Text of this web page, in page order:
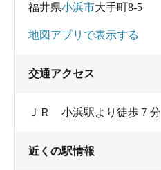
福井県小浜市大手町8-5
地図アプリで表示する
交通アクセス
ＪＲ 小浜駅より徒歩７分
近くの駅情報